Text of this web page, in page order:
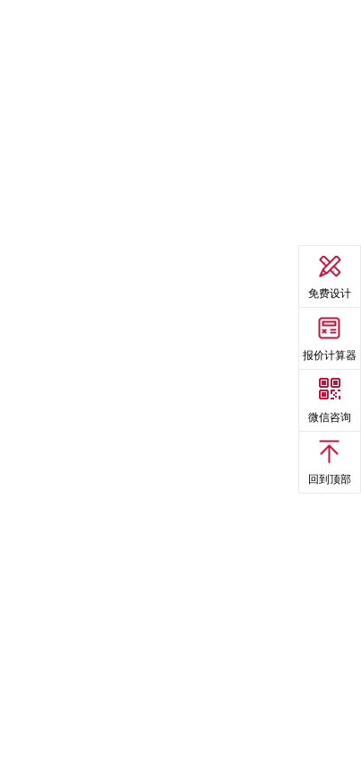
免费设计
报价计算器
微信咨询
回到顶部